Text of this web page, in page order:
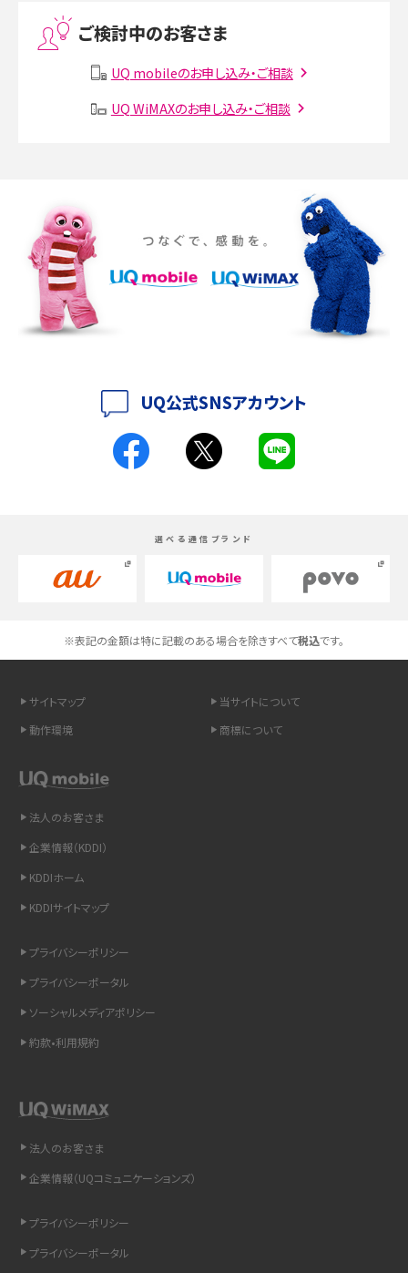
Instagram（インスタグラム）でスクショするとバレる？バレるケースや撮り方も解
SMSとは？料金やできること、注意点や届かない時の対処法を解説
iPhone 16eとiPhone SE（第3世代）の違いは？サイズやスペックを比較して解説
iPhone 16eとiPhone 14を徹底比較！スペック・機能の違いをわかりやすく紹介
iPhone 16シリーズのモデルを比較！価格・サイズ・カメラ性能の違いを徹底解説
iPhone 16とiPhone 15の違いは？カメラ・スペック・機能を徹底比較
スマホが高い理由は？購入費用を抑える方法や端末を選ぶ時の注意点を解説！
スマホのネット通信速度が遅い原因は？すぐできる対処法や見直すポイントを解
スマホや携帯端末の通信速度制限とは？回避のコツや解除のタイミング・方法
を解説
LINEの引き継ぎ方法は？対象データや事前準備・条件・注意点などを解説
非通知設定とは？184で電話をかける方法やiPhone・Androidの設定を解説
スマホのウィジェットとは？iPhone・Androidの設定方法やおススメを紹介
インスタのDMの送り方は？便利機能の使い方や注意点をわかりやすく解説
Bluetooth®とは？Wi-Fiとの違いやスマホ・PCとの接続方法を解説
「iPhoneを探す」の使い方と設定方法を紹介！ブラウザやアプリから探す方法を
Wi-Fiを快適に使うための速度はどれくらい？用途別の目安・回線ごとの平均を
ご検討中のお客さま
UQ mobileのお申し込み・ご相談
UQ WiMAXのお申し込み・ご相談
UQ公式SNSアカウント
選べる通信ブランド
※表記の金額は特に記載のある場合を除きすべて税込です。
サイトマップ
当サイトについて
動作環境
商標について
法人のお客さま
企業情報（KDDI）
KDDIホーム
KDDIサイトマップ
プライバシーポリシー
プライバシーポータル
ソーシャルメディアポリシー
約款•利用規約
法人のお客さま
企業情報（UQコミュニケーションズ）
プライバシーポリシー
プライバシーポータル